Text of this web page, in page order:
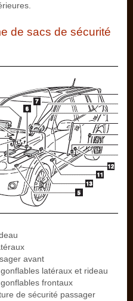
de sacs de sécurité
avant
latéraux et rideau
frontaux
de sécurité passager